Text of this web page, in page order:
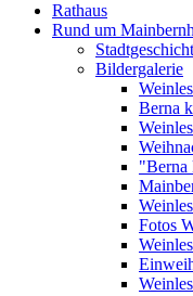
Rathaus
Rund um
Bildergalerie
Berna
"Berna
Fotos